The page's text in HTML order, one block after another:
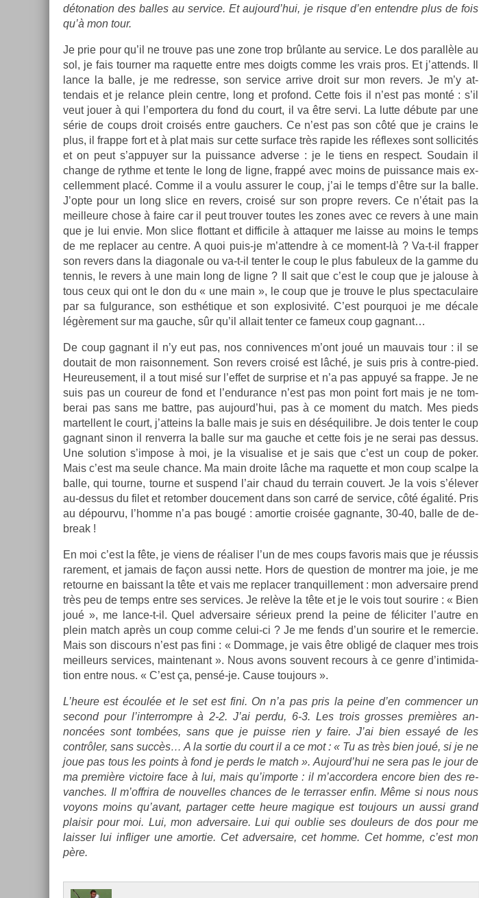
détona­tion des bal­les au ser­vice. Et aujourd’hui, je ris­que d’en en­tendre plus de fois
qu’à mon tour.
Je prie pour qu’il ne trouve pas une zone trop brûlante au ser­vice. Le dos para­llèle au
sol, je fais tourn­er ma raquet­te entre mes doigts comme les vrais pros. Et j’at­tends. Il
lance la balle, je me re­dres­se, son ser­vice ar­rive droit sur mon re­v­ers. Je m’y at­
tendais et je re­lan­ce plein centre, long et pro­fond. Cette fois il n’est pas monté : s’il
veut jouer à qui l’em­portera du fond du court, il va être servi. La lutte débute par une
série de coups droit croisés entre gauch­ers. Ce n’est pas son côté que je crains le
plus, il frap­pe fort et à plat mais sur cette sur­face très rapide les réflexes sont sol­licités
et on peut s’ap­puy­er sur la puis­sance ad­verse : je le tiens en re­spect. Soudain il
chan­ge de rythme et tente le long de ligne, frappé avec moins de puis­sance mais ex­
cel­lem­ment placé. Comme il a voulu as­sur­er le coup, j’ai le temps d’être sur la balle.
J’opte pour un long slice en re­v­ers, croisé sur son pro­pre re­v­ers. Ce n’était pas la
meil­leure chose à faire car il peut trouv­er toutes les zones avec ce re­v­ers à une main
que je lui envie. Mon slice flot­tant et dif­ficile à at­taqu­er me lais­se au moins le temps
de me re­plac­er au centre. A quoi puis-je m’at­tendre à ce moment-là ? Va-t-il frapp­er
son re­v­ers dans la di­agonale ou va-t-il tent­er le coup le plus fabuleux de la gamme du
ten­nis, le re­v­ers à une main long de ligne ? Il sait que c’est le coup que je jalouse à
tous ceux qui ont le don du « une main », le coup que je trouve le plus spec­taculaire
par sa ful­guran­ce, son esthétique et son ex­plosivité. C’est pour­quoi je me décale
légère­ment sur ma gauc­he, sûr qu’il al­lait tent­er ce fameux coup gag­nant…
De coup gag­nant il n’y eut pas, nos con­niv­ences m’ont joué un mauvais tour : il se
doutait de mon raison­ne­ment. Son re­v­ers croisé est lâché, je suis pris à contre-pied.
Heureuse­ment, il a tout misé sur l’effet de sur­pr­ise et n’a pas appuyé sa frap­pe. Je ne
suis pas un co­ureur de fond et l’en­duran­ce n’est pas mon point fort mais je ne tom­
berai pas sans me battre, pas aujourd’hui, pas à ce mo­ment du match. Mes pieds
mar­tellent le court, j’at­teins la balle mais je suis en déséquilib­re. Je dois tent­er le coup
gag­nant sinon il re­nver­ra la balle sur ma gauc­he et cette fois je ne serai pas de­ssus.
Une sol­u­tion s’im­pose à moi, je la visual­ise et je sais que c’est un coup de poker.
Mais c’est ma seule chan­ce. Ma main droite lâche ma raquet­te et mon coup scal­pe la
balle, qui tour­ne, tour­ne et sus­pend l’air chaud du ter­rain co­uvert. Je la vois s’élever
au-dessus du filet et re­tomb­er douce­ment dans son carré de ser­vice, côté égalité. Pris
au dépour­vu, l’homme n’a pas bougé : amor­tie croisée gag­nante, 30-40, balle de de­
break !
En moi c’est la fête, je viens de réalis­er l’un de mes coups favoris mais que je réussis
rare­ment, et jamais de façon aussi nette. Hors de ques­tion de montr­er ma joie, je me
re­tour­ne en bais­sant la tête et vais me re­plac­er tran­quil­le­ment : mon ad­versaire prend
très peu de temps entre ses ser­vices. Je relève la tête et je le vois tout sourire : « Bien
joué », me lance-t-il. Quel ad­versaire sérieux prend la peine de félicit­er l’autre en
plein match après un coup comme celui-ci ? Je me fends d’un sourire et le re­mer­cie.
Mais son dis­cours n’est pas fini : « Dom­mage, je vais être obligé de claqu­er mes trois
meil­leurs ser­vices, main­tenant ». Nous avons souvent re­cours à ce genre d’in­timida­
tion entre nous. « C’est ça, pensé-je. Cause toujours ».
L’heure est écoulée et le set est fini. On n’a pas pris la peine d’en com­menc­er un
second pour l’in­terrompre à 2-2. J’ai perdu, 6-3. Les trois gros­ses premières an­
noncées sont tombées, sans que je puis­se rien y faire. J’ai bien essayé de les
contrôler, sans succès… A la sor­tie du court il a ce mot : « Tu as très bien joué, si je ne
joue pas tous les points à fond je perds le match ». Aujourd’hui ne sera pas le jour de
ma première vic­toire face à lui, mais qu’im­porte : il m’ac­cordera en­core bien des re­
vanches. Il m’offrira de nouvel­les chan­ces de le ter­rass­er enfin. Même si nous nous
voyons moins qu’avant, par­tag­er cette heure magique est toujours un aussi grand
plaisir pour moi. Lui, mon ad­versaire. Lui qui oub­lie ses douleurs de dos pour me
laiss­er lui in­flig­er une amor­tie. Cet ad­versaire, cet homme. Cet homme, c’est mon
père.